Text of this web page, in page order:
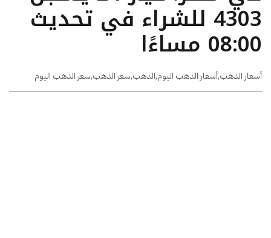
4303 للشراء في تحديث
08:00 مساءًا
أسعار الذهب,أسعار الذهب اليوم,الذهب,سعر الذهب,سعر الذهب اليوم